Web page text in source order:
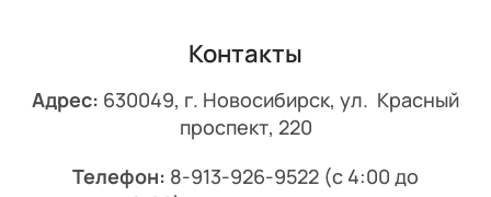
Контакты
Адрес: 630049, г. Новосибирск, ул. Красный
проспект, 220
Телефон: 8-913-926-9522 (с 4:00 до